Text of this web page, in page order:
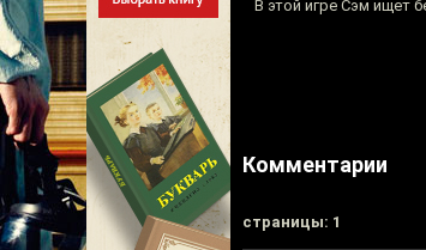
В этой игре Сэм ищет
Комментарии
cтраницы: 1